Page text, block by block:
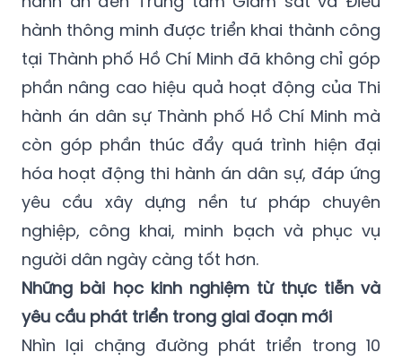
hành thông minh được triển khai thành công
tại Thành phố Hồ Chí Minh đã không chỉ góp
phần nâng cao hiệu quả hoạt động của Thi
hành án dân sự Thành phố Hồ Chí Minh mà
còn góp phần thúc đẩy quá trình hiện đại
hóa hoạt động thi hành án dân sự, đáp ứng
yêu cầu xây dựng nền tư pháp chuyên
nghiệp, công khai, minh bạch và phục vụ
người dân ngày càng tốt hơn.
Những bài học kinh nghiệm từ thực tiễn và
yêu cầu phát triển trong giai đoạn mới
Nhìn lại chặng đường phát triển trong 10